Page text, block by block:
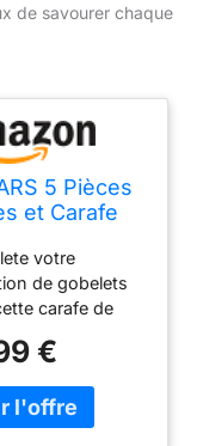
de savourer chaque
5 Pièces
et Carafe
750 ml
avec 4x
Verre à
pour
Cognac,
Whisky,
Boîte Cadeau
votre
de gobelets
carafe de
comprend
intemporel
et 4 verre de
cristal
€